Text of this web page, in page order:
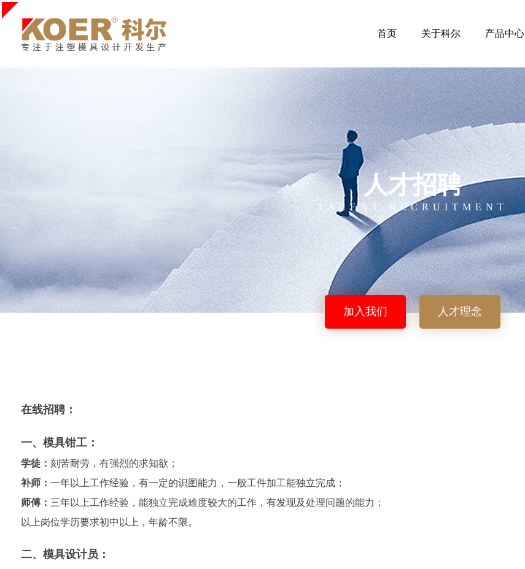
首页 关于科尔 产品中心
人才招聘
TALENT RECRUITMENT
加入我们 人才理念
在线招聘：
一、模具钳工：
学徒： 刻苦耐劳，有强烈的求知欲；
补师： 一年以上工作经验，有一定的识图能力，一般工件加工能独立完成；
师傅： 三年以上工作经验，能独立完成难度较大的工作，有发现及处理问题的能力；
以上岗位学历要求初中以上，年龄不限。
二、模具设计员：